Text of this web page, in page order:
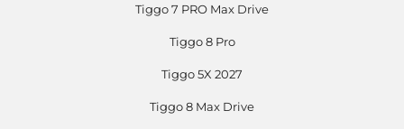
Tiggo 7 PRO Max Drive
Tiggo 8 Pro
Tiggo 5X 2027
Tiggo 8 Max Drive